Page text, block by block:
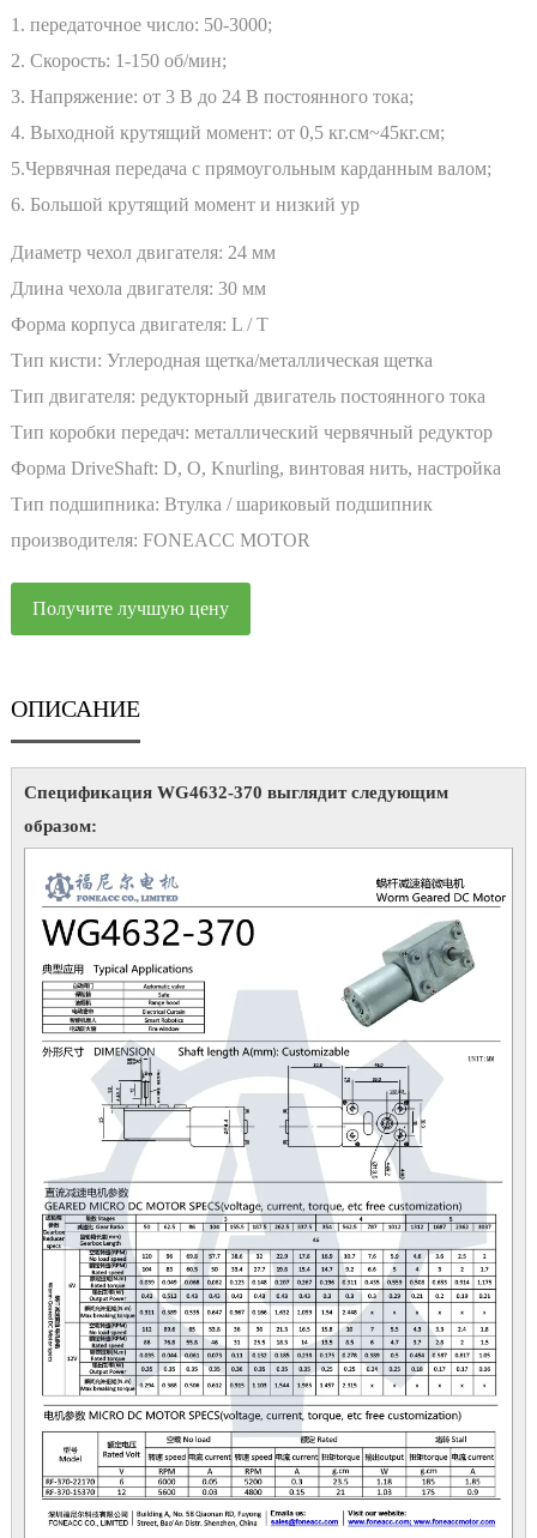
1. передаточное число: 50-3000;
2. Скорость: 1-150 об/мин;
3. Напряжение: от 3 В до 24 В постоянного тока;
4. Выходной крутящий момент: от 0,5 кг.см~45кг.см;
5.Червячная передача с прямоугольным карданным валом;
6. Большой крутящий момент и низкий ур
Диаметр чехол двигателя: 24 мм
Длина чехола двигателя: 30 мм
Форма корпуса двигателя: L / T
Тип кисти: Углеродная щетка/металлическая щетка
Тип двигателя: редукторный двигатель постоянного тока
Тип коробки передач: металлический червячный редуктор
Форма DriveShaft: D, O, Knurling, винтовая нить, настройка
Тип подшипника: Втулка / шариковый подшипник
производителя: FONEACC MOTOR
Получите лучшую цену
ОПИСАНИЕ
Спецификация WG4632-370 выглядит следующим
образом: